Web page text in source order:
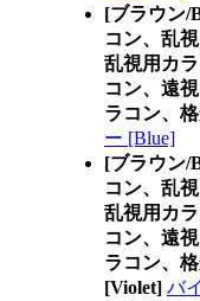
[ブラウン/
コン、乱
乱視用カ
コン、遠
ラコン、
ー [Blue]
[ブラウン/
コン、乱
乱視用カ
コン、遠
ラコン、
[Violet] バ